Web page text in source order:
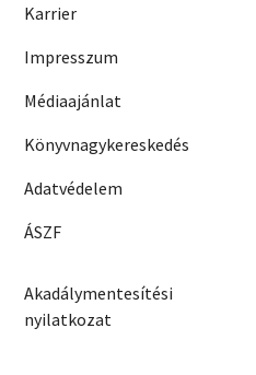
Karrier
Impresszum
Médiaajánlat
Könyvnagykereskedés
Adatvédelem
ÁSZF
Akadálymentesítési
nyilatkozat